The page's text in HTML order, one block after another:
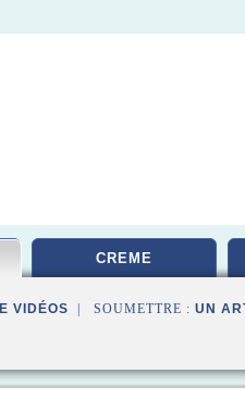
CREME
VIDÉOS | SOUMETTRE : UN